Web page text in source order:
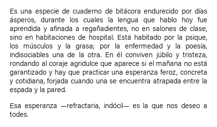
Es una especie de cuaderno de bitácora endurecido por días
ásperos, durante los cuales la lengua que hablo hoy fue
aprendida y afinada a regañadientes, no en salones de clase,
sino en habitaciones de hospital. Está habitado por la psique,
los músculos y la grasa; por la enfermedad y la poesía,
indisociables una de la otra. En él conviven júbilo y tristeza,
rondando al coraje agridulce que aparece si el mañana no está
garantizado y hay que practicar una esperanza feroz, concreta
y cotidiana, forjada cuando una se encuentra atrapada entre la
espada y la pared.
Esa esperanza —refractaria, indócil— es la que nos deseo a
todes.